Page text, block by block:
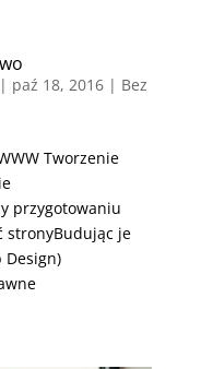
| paź 18, 2016| Bez
Tworzenie
przygotowaniu
stronyBudując je
Design)